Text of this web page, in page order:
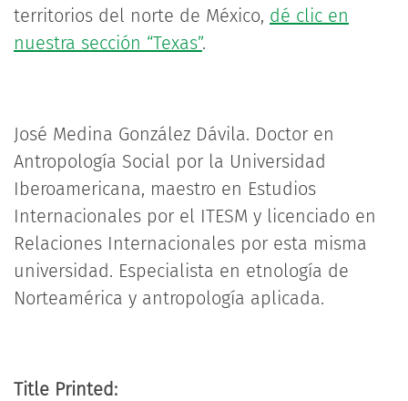
territorios del norte de México, dé clic en
nuestra sección “Texas”.
José Medina González Dávila. Doctor en
Antropología Social por la Universidad
Iberoamericana, maestro en Estudios
Internacionales por el ITESM y licenciado en
Relaciones Internacionales por esta misma
universidad. Especialista en etnología de
Norteamérica y antropología aplicada.
Title Printed: